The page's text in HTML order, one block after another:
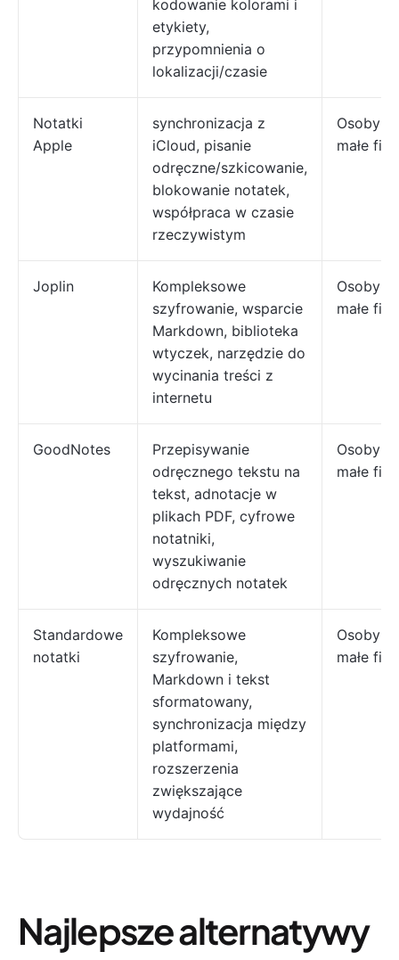
kodowanie kolorami i
etykiety,
przypomnienia o
lokalizacji/czasie
Notatki
Apple
synchronizacja z
iCloud, pisanie
odręczne/szkicowanie,
blokowanie notatek,
współpraca w czasie
rzeczywistym
Osoby
małe
Joplin
Kompleksowe
szyfrowanie, wsparcie
Markdown, biblioteka
wtyczek, narzędzie do
wycinania treści z
internetu
Osoby
małe
GoodNotes
Przepisywanie
odręcznego tekstu na
tekst, adnotacje w
plikach PDF, cyfrowe
notatniki,
wyszukiwanie
odręcznych notatek
Osoby
małe
Standardowe
notatki
Kompleksowe
szyfrowanie,
Markdown i tekst
sformatowany,
synchronizacja między
platformami,
rozszerzenia
zwiększające
wydajność
Osoby
małe
Najlepsze alternatywy